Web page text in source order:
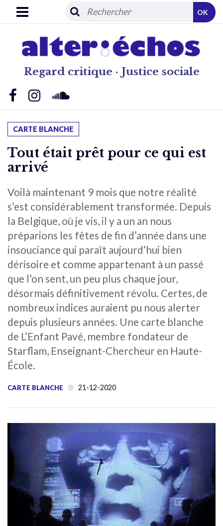
Regard critique · Justice sociale
OK
CARTE BLANCHE
Tout était prêt pour ce qui est
arrivé
Voilà maintenant 9 mois que notre réalité
s’est considérablement transformée. Depuis
la Belgique, où je vis, il y a un an nous
préparions les fêtes de fin d’année dans une
insouciance qui paraît aujourd’hui bien
dérisoire et comme appartenant à un passé
que l’on sent, un peu plus chaque jour,
désormais définitivement révolu. Certes, de
nombreux indices auraient pu nous alerter
depuis plusieurs années. Une carte blanche
de L’Enfant Pavé, membre fondateur de
Starflam, Enseignant-Chercheur en Haute-
École.
CARTE BLANCHE 21-12-2020